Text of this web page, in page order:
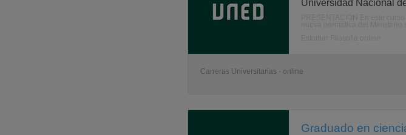
Universidad Nacional
Carreras Universitarias - online
Graduado en